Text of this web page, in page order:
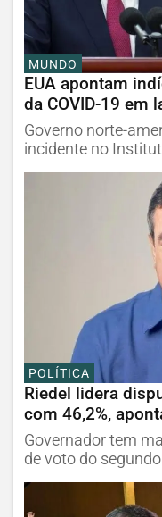
MUNDO
EUA apontam
da COVID-19 em
Governo norte-
incidente no
POLÍTICA
Riedel lidera
com 46,2%,
Governador tem
de voto do